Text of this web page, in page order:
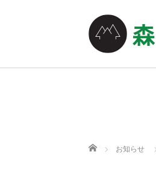
ホーム お知らせ